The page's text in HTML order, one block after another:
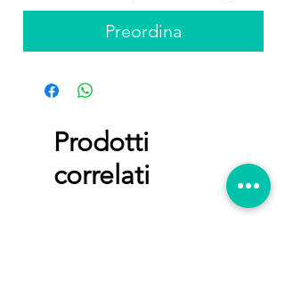
Preordina
Prodotti
correlati